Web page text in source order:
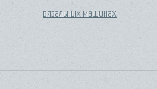
вязальных машинах